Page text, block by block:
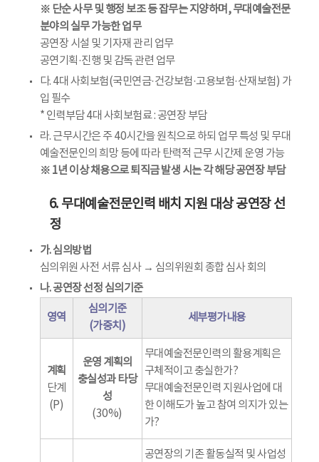
※ 단순 사무 및 행정 보조 등 잡무는 지양하며, 무대예술전문
분야의 실무 가능한 업무
공연장 시설 및 기자재 관리 업무
공연기획·진행 및 감독 관련 업무
다. 4대 사회보험(국민연금·건강보험·고용보험·산재보험) 가
입 필수
* 인력부담 4대 사회보험료 : 공연장 부담
라. 근무시간은 주 40시간을 원칙으로 하되 업무 특성 및 무대
예술전문인의 희망 등에 따라 탄력적 근무 시간제 운영 가능
※ 1년 이상 채용으로 퇴직금 발생 시는 각 해당 공연장 부담
6. 무대예술전문인력 배치 지원 대상 공연장 선
정
가. 심의방법
심의위원 사전 서류 심사 → 심의위원회 종합 심사 회의
나. 공연장 선정 심의기준
영역
심의기준
(가중치)
세부평가내용
계획
단계
(P)
운영 계획의
충실성과 타당
성
(30%)
무대예술전문인력의 활용계획은
구체적이고 충실한가?
무대예술전문인력 지원사업에 대
한 이해도가 높고 참여 의지가 있는
가?
공연장의 기존 활동실적 및 사업성